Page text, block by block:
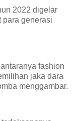
2022 digelar
para generasi
fashion
jaka dara
menggambar.